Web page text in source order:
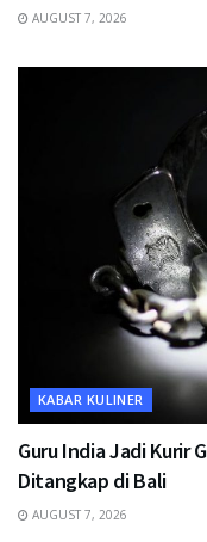
AUGUST 7, 2026
KABAR KULINER
Guru India Jadi Kurir
Ditangkap di Bali
AUGUST 7, 2026